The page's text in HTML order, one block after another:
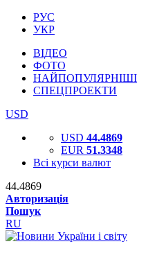
РУС
УКР
ВІДЕО
ФОТО
НАЙПОПУЛЯРНІШІ
СПЕЦПРОЕКТИ
USD
USD 44.4869
EUR 51.3348
Всі курси валют
44.4869
Авторизація
Пошук
RU